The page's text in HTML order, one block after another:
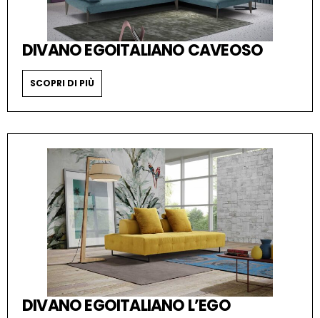
DIVANO EGOITALIANO CAVEOSO
SCOPRI DI PIÙ
DIVANO EGOITALIANO L’EGO